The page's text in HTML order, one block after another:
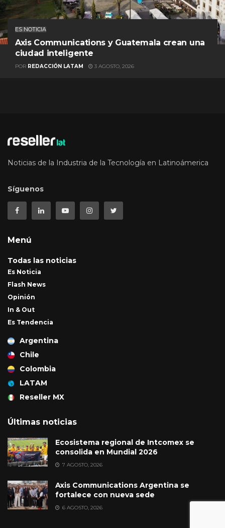
ES NOTICIA
Axis Communications y Guatemala crean una
ciudad inteligente
POR REDACCIÓN LATAM 3 AGOSTO, 2026
Noticias de la Industria de la Tecnología en Latinoámerica
Síguenos
Menú
Todas las noticias
Es Noticia
Flash News
Opinión
In & Out
Es Tendencia
Argentina
Chile
Colombia
LATAM
Reseller MX
Últimas noticias
Ecosistema regional de Intcomex se
consolida en Mundial 2026
7 AGOSTO, 2026
Axis Communications Argentina se
fortalece con nueva sede
6 AGOSTO, 2026